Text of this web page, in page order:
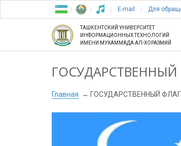
E-mail Для
ТАШКЕНТСКИЙ УНИВЕРСИТЕТ
ИНФОРМАЦИОННЫХ ТЕХНОЛОГИЙ
ИМЕНИ МУХАММАДА АЛ-ХОРАЗМИЙ
ГОСУДАРСТВЕННЫЙ
Главная ГОСУДАРСТВЕННЫЙ